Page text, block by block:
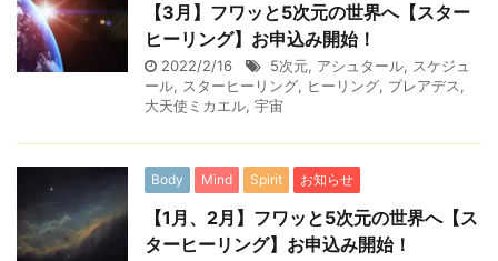
【3月】フワッと5次元の世界へ【スター
ヒーリング】お申込み開始！
2022/2/16 5次元, アシュタール, スケジュ
ール, スターヒーリング, ヒーリング, プレアデス,
大天使ミカエル, 宇宙
Body Mind Spirit お知らせ
【1月、2月】フワッと5次元の世界へ【ス
ターヒーリング】お申込み開始！